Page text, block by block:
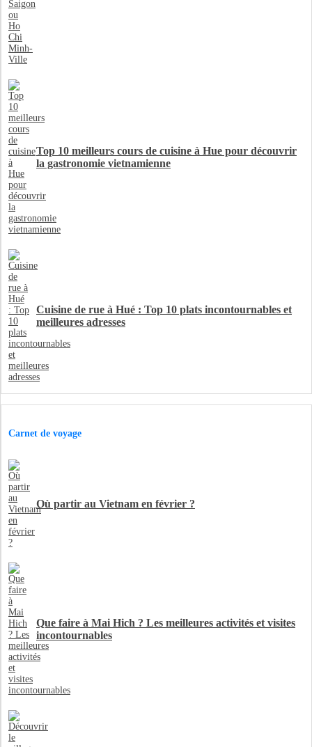
Top 10 meilleurs cours de cuisine à Hue pour découvrir
la gastronomie vietnamienne
Cuisine de rue à Hué : Top 10 plats incontournables et
meilleures adresses
Carnet de voyage
Où partir au Vietnam en février ?
Que faire à Mai Hich ? Les meilleures activités et visites
incontournables